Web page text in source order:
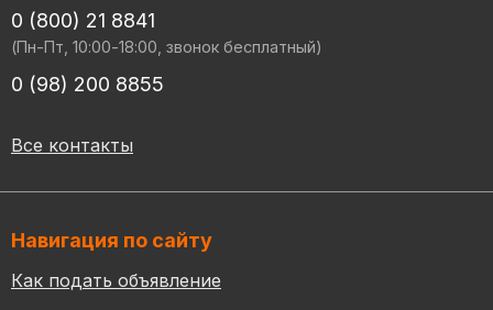
0 (800) 21 8841
(Пн-Пт, 10:00-18:00, звонок бесплатный)
0 (98) 200 8855
Все контакты
Навигация по сайту
Как подать объявление